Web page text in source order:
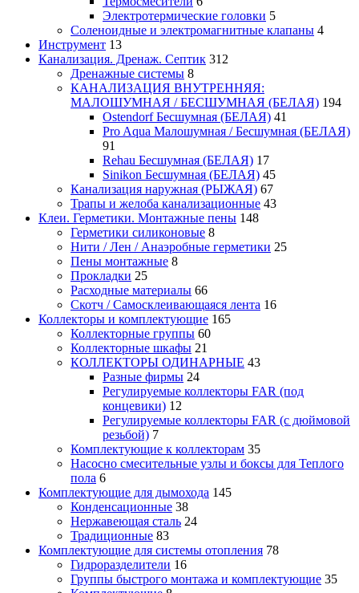
Электротермические головки 5
Соленоидные и электромагнитные клапаны 4
Инструмент 13
Канализация. Дренаж. Септик 312
Дренажные системы 8
КАНАЛИЗАЦИЯ ВНУТРЕННЯЯ:
МАЛОШУМНАЯ / БЕСШУМНАЯ (БЕЛАЯ) 194
Ostendorf Бесшумная (БЕЛАЯ) 41
Pro Aqua Малошумная / Бесшумная (БЕЛАЯ)
91
Rehau Бесшумная (БЕЛАЯ) 17
Sinikon Бесшумная (БЕЛАЯ) 45
Канализация наружная (РЫЖАЯ) 67
Трапы и желоба канализационные 43
Клеи. Герметики. Монтажные пены 148
Герметики силиконовые 8
Нити / Лен / Анаэробные герметики 25
Пены монтажные 8
Прокладки 25
Расходные материалы 66
Скотч / Самосклеивающаяся лента 16
Коллекторы и комплектующие 165
Коллекторные группы 60
Коллекторные шкафы 21
КОЛЛЕКТОРЫ ОДИНАРНЫЕ 43
Разные фирмы 24
Регулируемые коллекторы FAR (под
концевики) 12
Регулируемые коллекторы FAR (с дюймовой
резьбой) 7
Комплектующие к коллекторам 35
Насосно смесительные узлы и боксы для Теплого
пола 6
Комплектующие для дымохода 145
Конденсационные 38
Нержавеющая сталь 24
Традиционные 83
Комплектующие для системы отопления 78
Гидроразделители 16
Группы быстрого монтажа и комплектующие 35